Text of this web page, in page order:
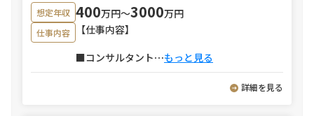
想定年収 400万円〜3000万円
仕事内容
【仕事内容】
■コンサルタント⋯もっと見る
詳細を見る